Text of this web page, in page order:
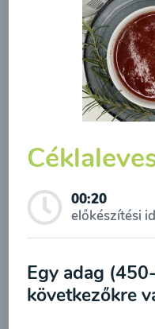
00:20
00:20
előkészítési
Egy adag
következőkre
Feliratkozás
A hírlevélre való